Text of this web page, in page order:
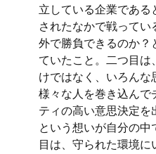
立している企業である
されたなかで戦って
外で勝負できるのか？
ていたこと。二つ目は
けではなく、いろんな
様々な人を巻き込んで
ティの高い意思決定を
という想いが自分の
目は、守られた環境に